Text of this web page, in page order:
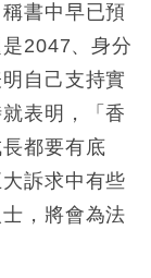
書中早已預
2047、身分
自己支持實
表明，「香
都要有底
訴求中有些
，將會為法